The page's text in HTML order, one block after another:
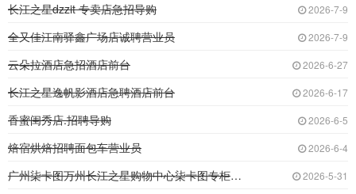
长江之星dzzit 专卖店急招导购 2026-7-9
全又佳江南驿鑫广场店诚聘营业员 2026-7-9
云朵拉酒店急招酒店前台 2026-6-27
长江之星逸帆影酒店急聘酒店前台 2026-6-17
香蜜闺秀店.招聘导购 2026-6-5
焙宿烘焙招聘面包车营业员 2026-6-4
广州柒卡图万州长江之星购物中心柒卡图专柜诚聘 2026-5-31